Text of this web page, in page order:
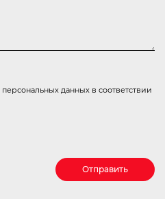
персональных данных в соответствии
Отправить